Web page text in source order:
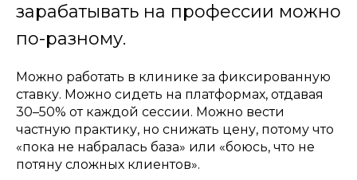
зарабатывать на профессии можно
по-разному.
Можно работать в клинике за фиксированную
ставку. Можно сидеть на платформах, отдавая
30–50% от каждой сессии. Можно вести
частную практику, но снижать цену, потому что
«пока не набралась база» или «боюсь, что не
потяну сложных клиентов».